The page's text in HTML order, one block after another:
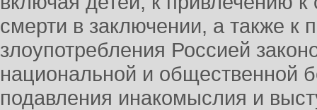
смерти в заключении, а также к
злоупотребления Россией
национальной и общественной
подавления инакомыслия и